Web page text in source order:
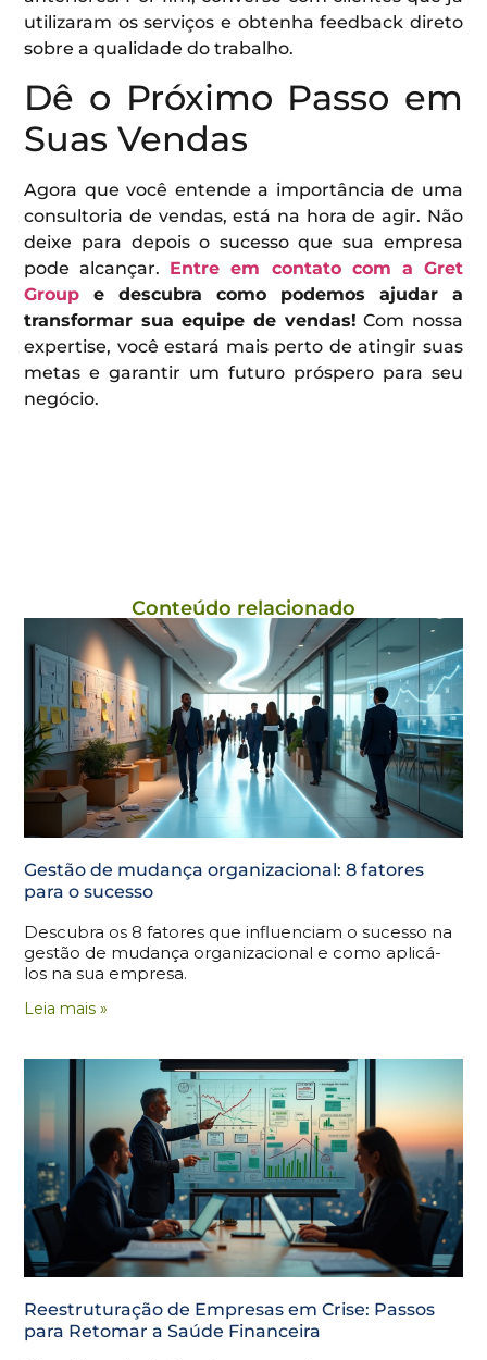
utilizaram os serviços e obtenha feedback direto
sobre a qualidade do trabalho.
Dê o Próximo Passo em
Suas Vendas
Agora que você entende a importância de uma
consultoria de vendas, está na hora de agir. Não
deixe para depois o sucesso que sua empresa
pode alcançar. Entre em contato com a Gret
Group e descubra como podemos ajudar a
transformar sua equipe de vendas! Com nossa
expertise, você estará mais perto de atingir suas
metas e garantir um futuro próspero para seu
negócio.
Conteúdo relacionado
Gestão de mudança organizacional: 8 fatores
para o sucesso
Descubra os 8 fatores que influenciam o sucesso na
gestão de mudança organizacional e como aplicá-
los na sua empresa.
Leia mais »
Reestruturação de Empresas em Crise: Passos
para Retomar a Saúde Financeira